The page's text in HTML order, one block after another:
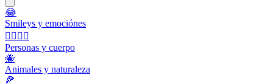
😂
Smileys y emociónes
👩‍❤️‍💋‍👨
Personas y cuerpo
🐝
Animales y naturaleza
🍕